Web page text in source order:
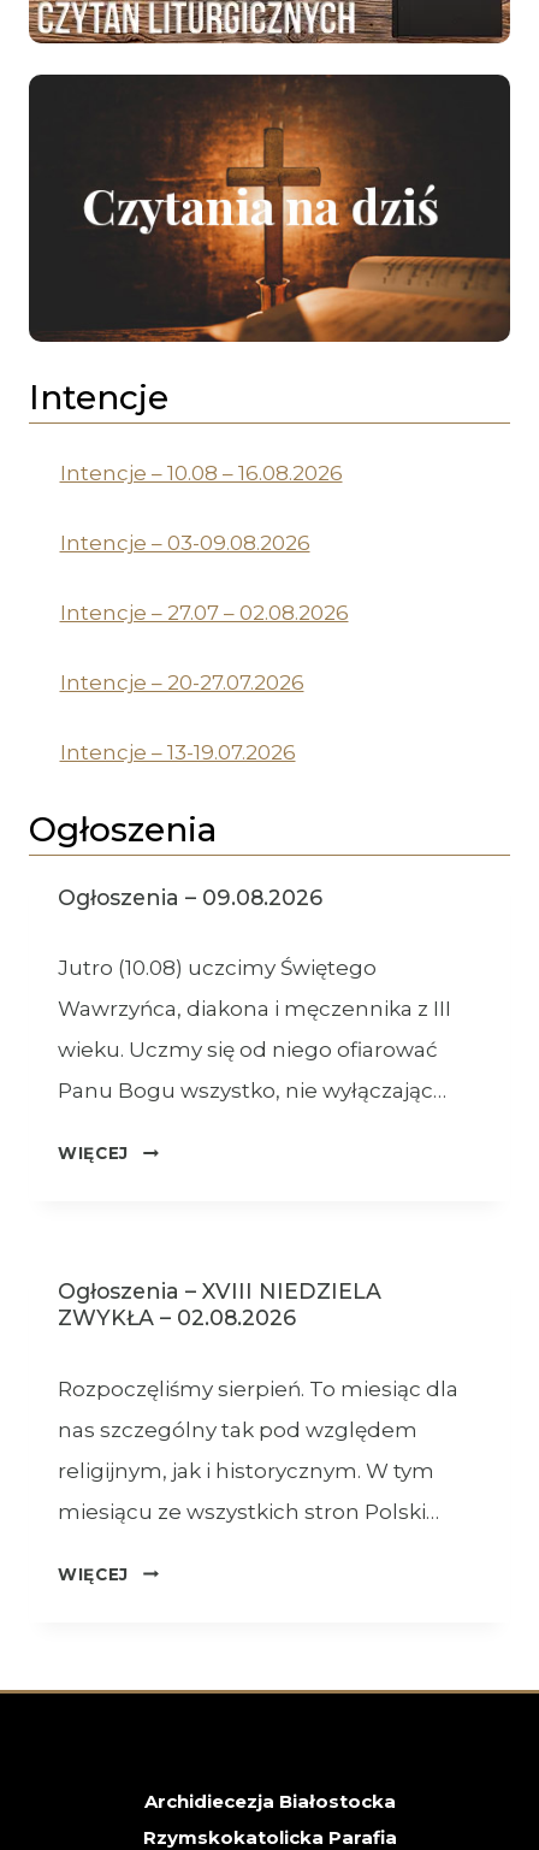
Intencje
Intencje – 10.08 – 16.08.2026
Intencje – 03-09.08.2026
Intencje – 27.07 – 02.08.2026
Intencje – 20-27.07.2026
Intencje – 13-19.07.2026
Ogłoszenia
Ogłoszenia – 09.08.2026
Jutro (10.08) uczcimy Świętego
Wawrzyńca, diakona i męczennika z III
wieku. Uczmy się od niego ofiarować
Panu Bogu wszystko, nie wyłączając…
WIĘCEJ
OGŁOSZENIA
Ogłoszenia – XVIII NIEDZIELA
ZWYKŁA – 02.08.2026
Rozpoczęliśmy sierpień. To miesiąc dla
nas szczególny tak pod względem
religijnym, jak i historycznym. W tym
miesiącu ze wszystkich stron Polski…
WIĘCEJ
OGŁOSZENIA
ZWYKŁA
Archidiecezja Białostocka
Rzymskokatolicka Parafia